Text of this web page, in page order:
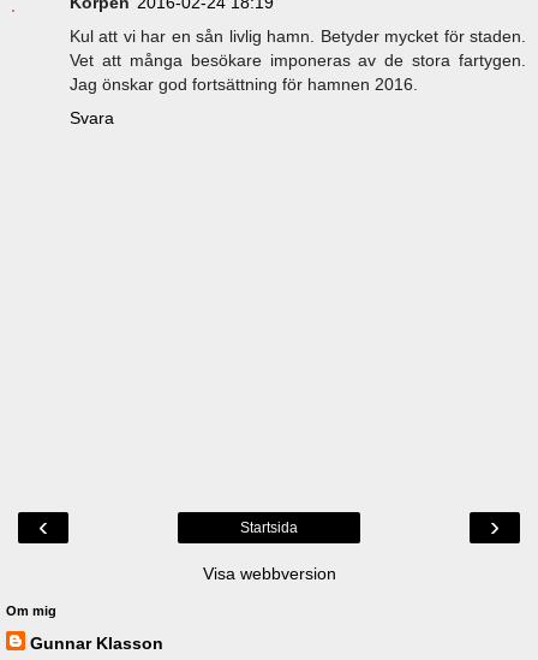
Kul att vi har en sån livlig hamn. Betyder mycket för staden.
Vet att många besökare imponeras av de stora fartygen.
Jag önskar god fortsättning för hamnen 2016.
Svara
‹ ›
Startsida
Visa webbversion
Om mig
Gunnar Klasson